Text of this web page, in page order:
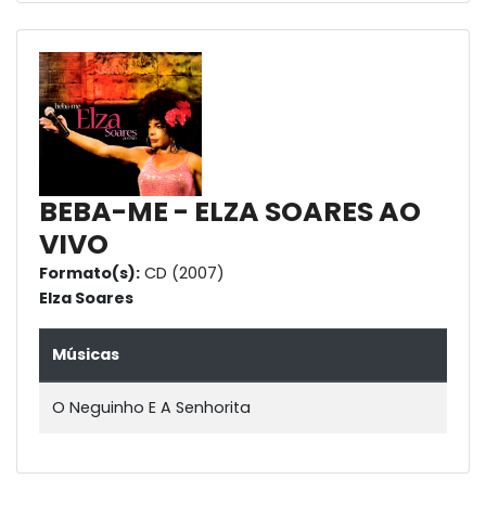
BEBA-ME - ELZA SOARES AO
VIVO
Formato(s): CD (2007)
Elza Soares
Músicas
O Neguinho E A Senhorita